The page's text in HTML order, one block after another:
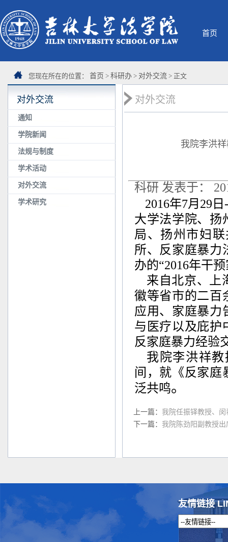
首页
您现在所在的位置： 首页 > 科研办 > 对外交流 > 正文
对外交流
通知
学院新闻
法规与制度
学术活动
对外交流
学术研究
对外交流
我院李洪
科研 发表于：
2016年7月 29 日
大学法学院、扬
局、扬州市妇
所、反家庭暴力
办的“2016年干
来自北京、上
徽等省市的二百
应用、家庭暴力
与医疗以及庇护
反家庭暴力经验
我院李洪祥
间， 就 《反家
泛共鸣。
上一篇： 我院任振铎教授、
下一篇： 我院陈劲阳副教授出
友情链接